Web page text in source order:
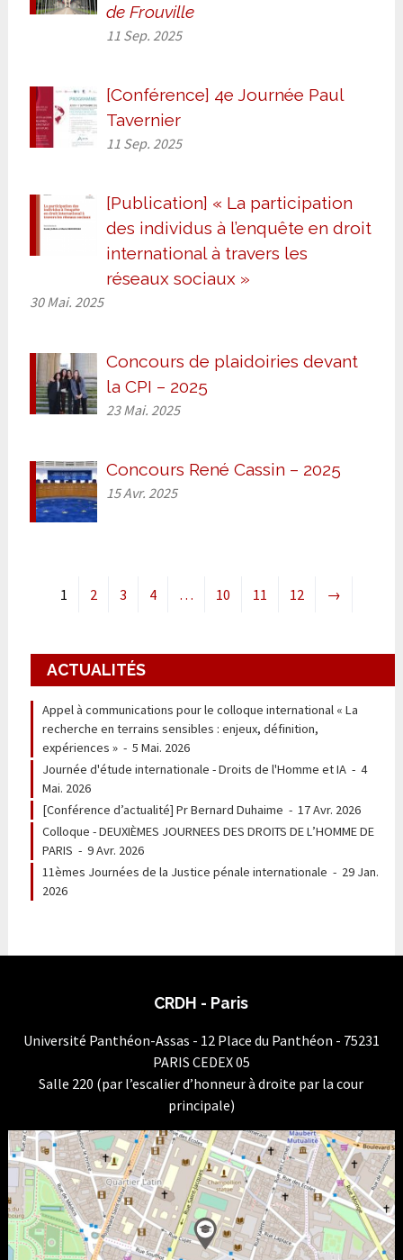
de Frouville
11 Sep. 2025
[Conférence] 4e Journée Paul
Tavernier
11 Sep. 2025
[Publication] « La participation
des individus à l’enquête en droit
international à travers les
réseaux sociaux »
30 Mai. 2025
Concours de plaidoiries devant
la CPI – 2025
23 Mai. 2025
Concours René Cassin – 2025
15 Avr. 2025
1 2 3 4 … 10 11 12 →
ACTUALITÉS
Appel à communications pour le colloque international « La
recherche en terrains sensibles : enjeux, définition,
expériences »- 5 Mai. 2026
Journée d'étude internationale - Droits de l'Homme et IA- 4
Mai. 2026
[Conférence d’actualité] Pr Bernard Duhaime - 17 Avr. 2026
Colloque - DEUXIÈMES JOURNEES DES DROITS DE L’HOMME DE
PARIS - 9 Avr. 2026
11èmes Journées de la Justice pénale internationale - 29 Jan.
2026
CRDH - Paris
Université Panthéon-Assas - 12 Place du Panthéon - 75231
PARIS CEDEX 05
Salle 220 (par l’escalier d’honneur à droite par la cour
principale)